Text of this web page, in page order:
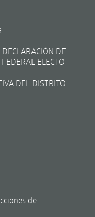
DE
ELECTO
DEL DISTRITO
de